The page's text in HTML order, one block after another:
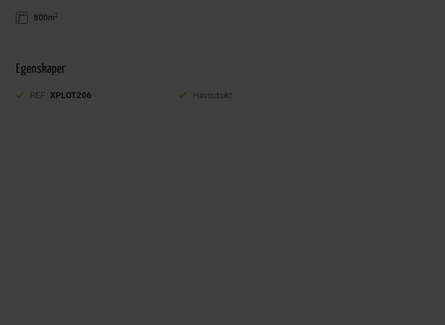
800m2
Egenskaper
REF.: XPLOT206 Havsutsikt